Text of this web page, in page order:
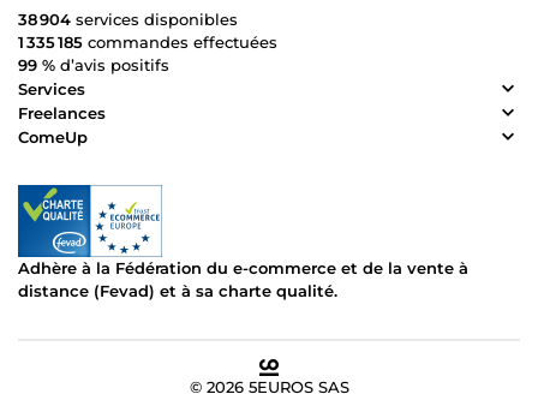
38 904 services disponibles
1 335 185 commandes effectuées
99 % d’avis positifs
Services
Freelances
ComeUp
Adhère à la Fédération du e-commerce et de la vente à
distance (Fevad) et à sa charte qualité.
© 2026 5EUROS SAS